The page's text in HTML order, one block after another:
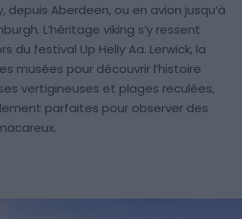
depuis Aberdeen, ou en avion jusqu’à
L’héritage viking s’y ressent
du festival Up Helly Aa. Lerwick, la
musées pour découvrir l’histoire
vertigineuses et plages reculées,
parfaites pour observer des